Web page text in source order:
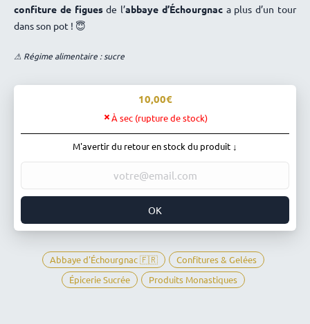
confiture de figuesde l’abbaye d’Échourgnaca plus d’un tour
dans son pot ! 😇
⚠ Régime alimentaire : sucre
10,00
À sec (rupture de stock)
M'avertir du retour en stock du produit ↓
OK
Abbaye d'Échourgnac 🇫🇷
Confitures & Gelées
Épicerie Sucrée
Produits Monastiques